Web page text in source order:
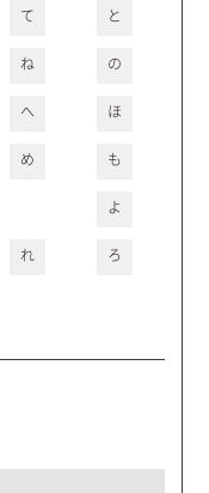
て と
ね の
へ ほ
め も
よ
れ ろ